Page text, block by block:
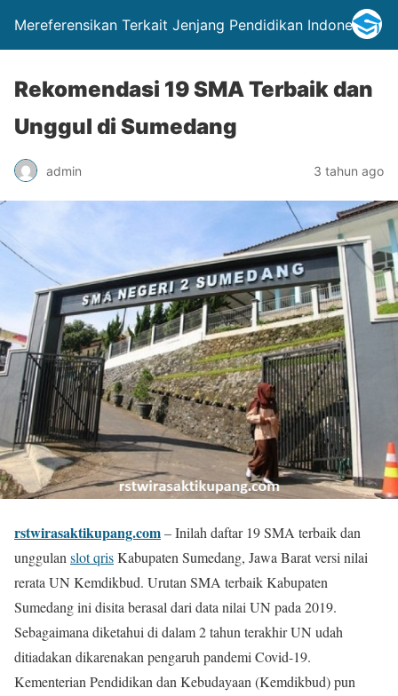
Mereferensikan Terkait Jenjang Pendidikan Indonesia
Rekomendasi 19 SMA Terbaik dan
Unggul di Sumedang
admin 3 tahun ago
rstwirasaktikupang.com– Inilah daftar 19 SMA terbaik dan
unggulan slot qrisKabupaten Sumedang, Jawa Barat versi nilai
rerata UN Kemdikbud. Urutan SMA terbaik Kabupaten
Sumedang ini disita berasal dari data nilai UN pada 2019.
Sebagaimana diketahui di dalam 2 tahun terakhir UN udah
ditiadakan dikarenakan pengaruh pandemi Covid-19.
Kementerian Pendidikan dan Kebudayaan (Kemdikbud) pun